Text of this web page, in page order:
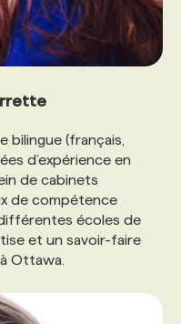
(français,
d’expérience en
de cabinets
de compétence
écoles de
et un savoir-faire
Ottawa.